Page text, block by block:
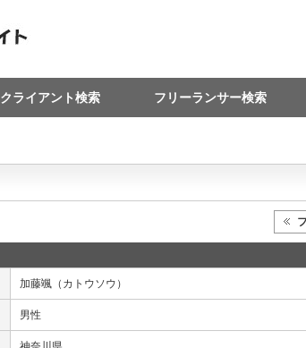
クライアント検索 フリーランサー検索
加藤颯（カトウソウ）
男性